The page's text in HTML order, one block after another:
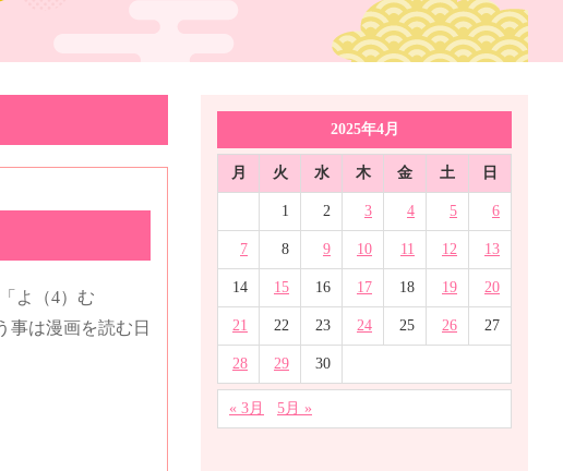
よ（4）む
事は漫画を読む日
2025年4月
月 火 水 木 金 土 日
1 2 3 4 5 6
7 8 9 10 11 12 13
14 15 16 17 18 19 20
21 22 23 24 25 26 27
28 29 30
« 3月 5月 »